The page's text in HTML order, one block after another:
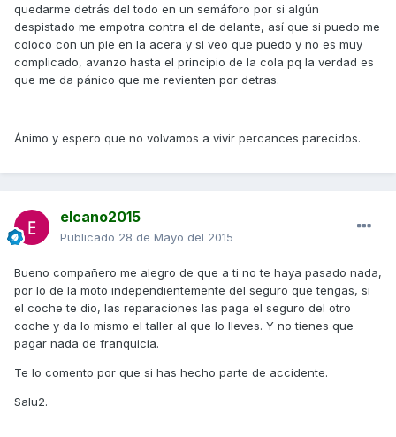
quedarme detrás del todo en un semáforo por si algún
despistado me empotra contra el de delante, así que si puedo me
coloco con un pie en la acera y si veo que puedo y no es muy
complicado, avanzo hasta el principio de la cola pq la verdad es
que me da pánico que me revienten por detras.
Ánimo y espero que no volvamos a vivir percances parecidos.
elcano2015
Publicado 28 de Mayo del 2015
Bueno compañero me alegro de que a ti no te haya pasado nada,
por lo de la moto independientemente del seguro que tengas, si
el coche te dio, las reparaciones las paga el seguro del otro
coche y da lo mismo el taller al que lo lleves. Y no tienes que
pagar nada de franquicia.
Te lo comento por que si has hecho parte de accidente.
Salu2.